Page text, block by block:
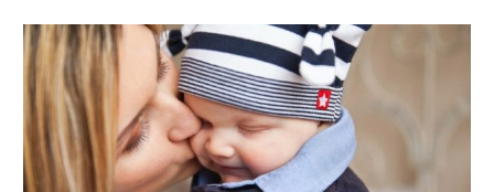
Mamos
diena:
padovanoti
mamai?